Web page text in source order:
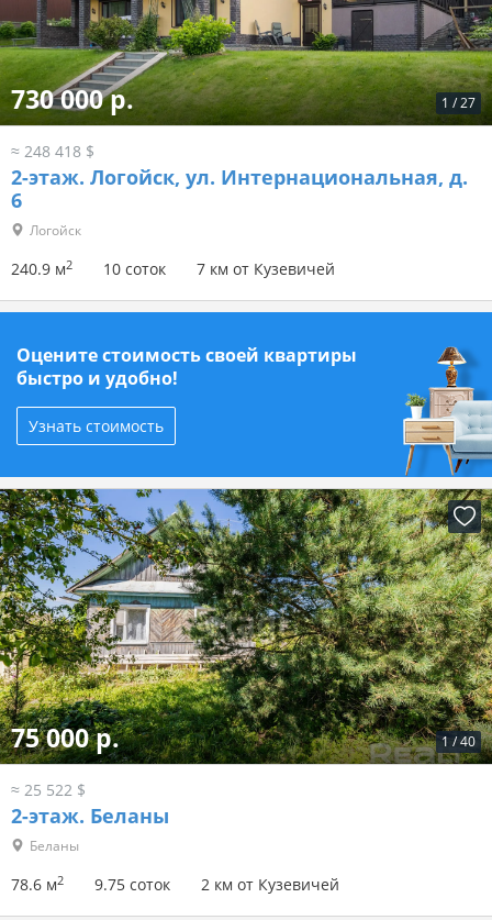
1 /27
730 000 р.
≈ 248 418 $
2-этаж. Логойск, ул. Интернациональная, д.
6
Логойск
240.9 м2 10 соток 7 км от Кузевичей
Оцените стоимость своей квартиры
быстро и удобно!
Узнать стоимость
1 /40
75 000 р.
≈ 25 522 $
2-этаж. Беланы
Беланы
78.6 м2 9.75 соток 2 км от Кузевичей